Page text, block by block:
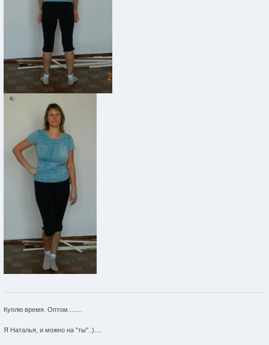
Куплю время. Оптом........
Я Наталья, и можно на "ты"..)....